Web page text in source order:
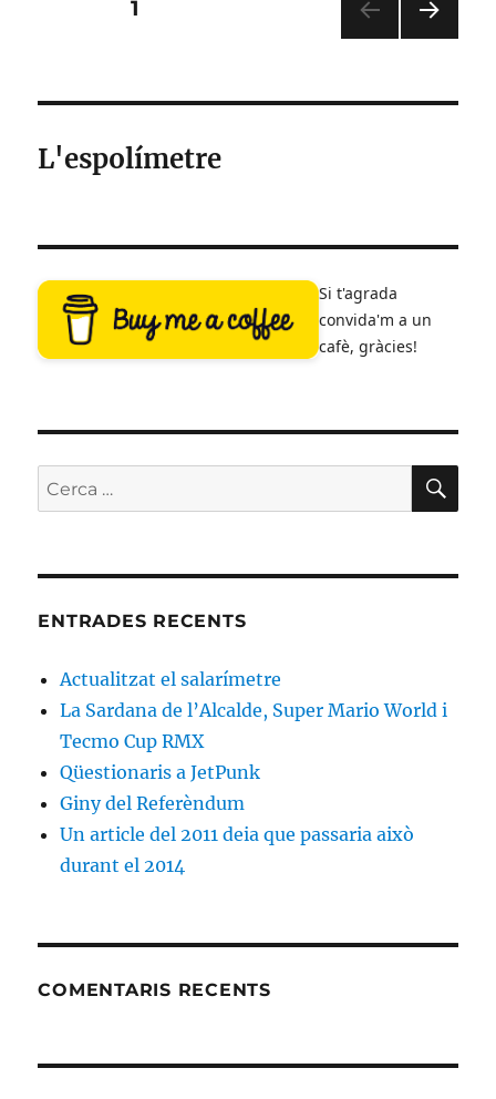
les
entrades
PÀGINA1
ÜEN
L'espolímetre
Si t'agrada
convida'm a un
cafè, gràcies!
Cerca:
ENTRADES RECENTS
Actualitzat el salarímetre
La Sardana de l’Alcalde, Super Mario World i
Tecmo Cup RMX
Qüestionaris a JetPunk
Giny del Referèndum
Un article del 2011 deia que passaria això
durant el 2014
COMENTARIS RECENTS